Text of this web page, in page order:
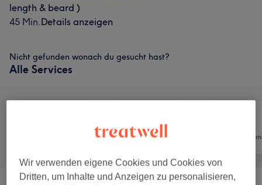
length & beard )
45 Min.Details anzeigen
Nicht gefunden wonach du gesucht hast?
Alle Services
Friseur
Wir verwenden eigene Cookies und Cookies von
Dritten, um Inhalte und Anzeigen zu personalisieren,